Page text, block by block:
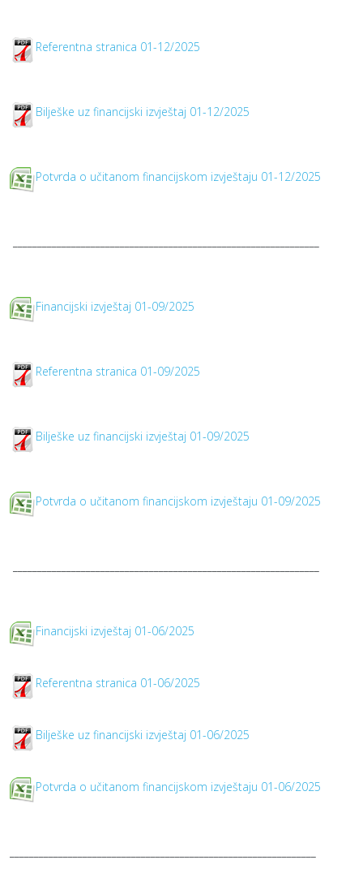
Referentna stranica 01-12/2025
Bilješke uz financijski izvještaj 01-12/2025
Potvrda o učitanom financijskom izvještaju 01-12/2025
Financijski izvještaj 01-09/2025
Referentna stranica 01-09/2025
Bilješke uz financijski izvještaj 01-09/2025
Potvrda o učitanom financijskom izvještaju 01-09/2025
Financijski izvještaj 01-06/2025
Referentna stranica 01-06/2025
Bilješke uz financijski izvještaj 01-06/2025
Potvrda o učitanom financijskom izvještaju 01-06/2025